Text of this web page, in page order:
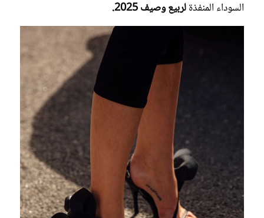
السوداء المنفذةلربيع وصيف 2025.